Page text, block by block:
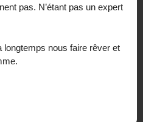
pas. N’étant pas un expert
longtemps nous faire rêver et